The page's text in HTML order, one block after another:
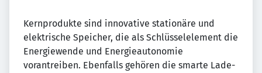
Kernprodukte sind innovative stationäre und
elektrische Speicher, die als Schlüsselelement die
Energiewende und Energieautonomie
vorantreiben. Ebenfalls gehören die smarte Lade-